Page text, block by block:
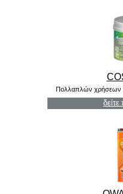
Πολλαπλών χρήσεων